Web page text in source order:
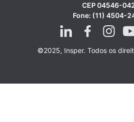
CEP 04546-
Fone: (11) 4504-
©2025, Insper. Todos os